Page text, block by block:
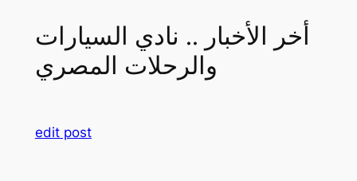
أخر الأخبار .. نادي السيارات
والرحلات المصري
edit post